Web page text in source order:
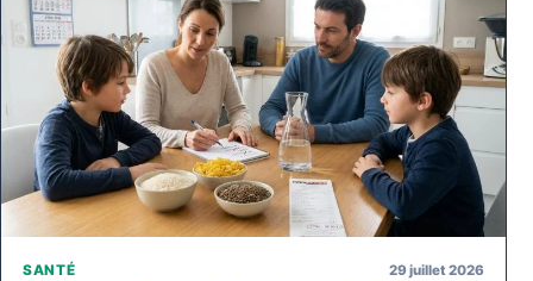
SANTÉ 29 juillet 2026